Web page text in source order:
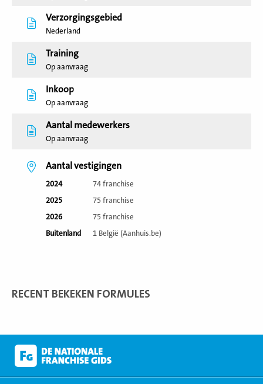
Verzorgingsgebied
Nederland
Training
Op aanvraag
Inkoop
Op aanvraag
Aantal medewerkers
Op aanvraag
Aantal vestigingen
2024
74 franchise
2025
75 franchise
2026
75 franchise
Buitenland
1 België (Aanhuis.be)
RECENT BEKEKEN FORMULES